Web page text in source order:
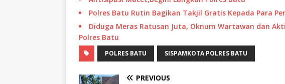
Polres Batu Rutin Bagikan Takjil Gratis Kepada Para
Diduga Meras Ratusan Juta, Oknum Wartawan dan
Polres Batu
POLRES BATU SISPAMKOTA POLRES BATU
PREVIOUS